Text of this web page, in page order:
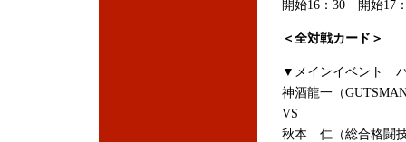
開始16：30 開始17
＜全対戦カード＞
▼メインイベント
神酒龍一（
VS
秋本 仁（総合格闘技